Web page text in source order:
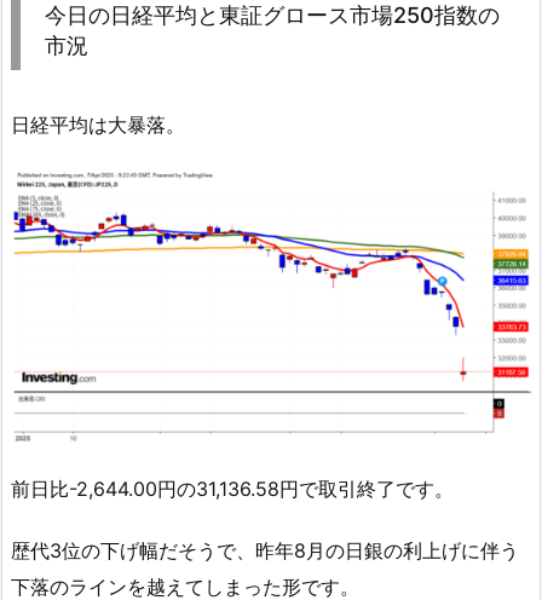
今日の日経平均と東証グロース市場250指数の
市況
日経平均は大暴落。
前日比-2,644.00円の31,136.58円で取引終了です。
歴代3位の下げ幅だそうで、昨年8月の日銀の利上げに伴う
下落のラインを越えてしまった形です。